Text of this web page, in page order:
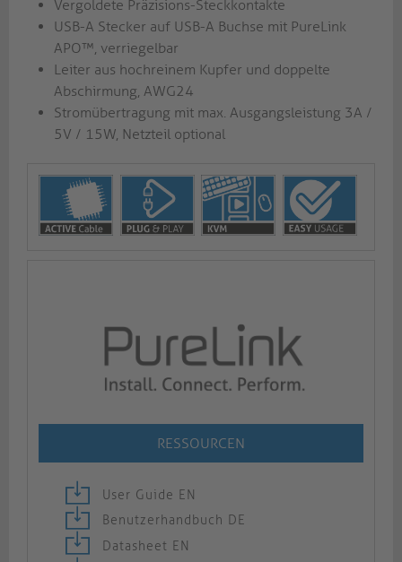
Vergoldete Präzisions-Steckkontakte
USB-A Stecker auf USB-A Buchse mit PureLink
APO™, verriegelbar
Leiter aus hochreinem Kupfer und doppelte
Abschirmung, AWG24
Stromübertragung mit max. Ausgangsleistung 3A /
5V / 15W, Netzteil optional
RESSOURCEN
User Guide EN
Benutzerhandbuch DE
Datasheet EN